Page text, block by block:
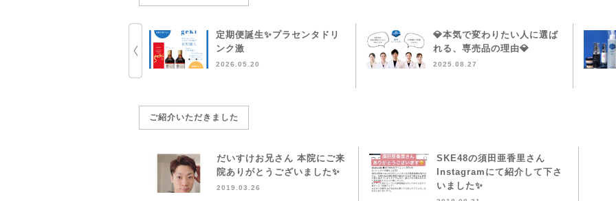
定期便誕生✨プラセンタドリ
ンク激
2026.05.20
💎本気で変わりたい人に選ば
れる、専売品の理由💎
2025.08.27
ご紹介いただきました
だいすけお兄さん 本院にご来
院ありがとうございました✨
2019.03.26
SKE48の須田亜香里さん
Instagramにて紹介して下さ
いました✨